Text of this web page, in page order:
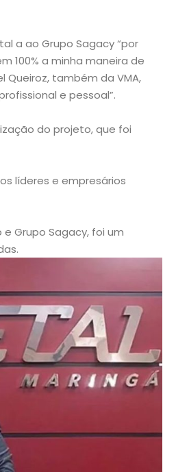
a ao Grupo Sagacy “por
100% a minha maneira de
Queiroz, também da VMA,
e pessoal”.
do projeto, que foi
líderes e empresários
Grupo Sagacy, foi um